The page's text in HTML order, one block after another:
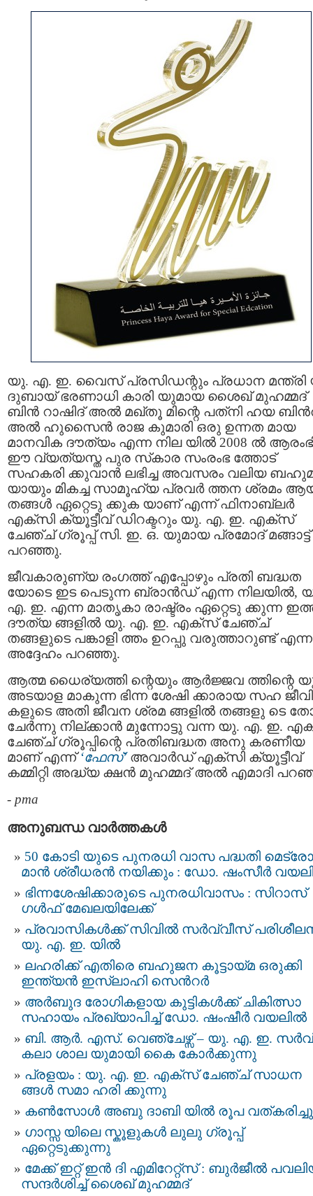
യു. എ. ഇ. വൈസ് പ്രസിഡന്റും പ്രധാന മന്ത്രി
ദുബായ് ഭരണാധി കാരി യുമായ ശൈഖ് മുഹമ്മദ്
ബിൻ റാഷിദ് അൽ മഖ്‌തൂ മിന്റെ പത്‌നി ഹയ
അൽ ഹുസൈൻ രാജ കുമാരി ഒരു ഉന്നത മായ
മാനവിക ദൗത്യം എന്ന നില യിൽ 2008 ൽ
ഈ വ്യത്യസ്ത പുര സ്‌കാര സംരംഭ ത്തോട്
സഹകരി ക്കുവാൻ ലഭിച്ച അവസരം വലിയ
യായും മികച്ച സാമൂഹ്യ പ്രവർ ത്തന ശ്രമം
തങ്ങൾ ഏറ്റെടു ക്കുക യാണ് എന്ന് ഫിനാബ്ലർ
എക്സി ക്യൂട്ടീവ് ഡിറക്ടറും യു. എ. ഇ. എക്സ്
ചേഞ്ച് ഗ്രൂപ്പ് സി. ഇ. ഒ. യുമായ പ്രമോദ് മങ്ങാട്ട്
പറഞ്ഞു.
ജീവകാരുണ്യ രംഗത്ത് എപ്പോഴും പ്രതി ബദ്ധത
യോടെ ഇട പെടുന്ന ബ്രാൻഡ് എന്ന നിലയിൽ,
എ. ഇ. എന്ന മാതൃകാ രാഷ്ട്രം ഏറ്റെടു ക്കുന്ന
ദൗത്യ ങ്ങളിൽ യു. എ. ഇ. എക്സ് ചേഞ്ച്
തങ്ങളുടെ പങ്കാളി ത്തം ഉറപ്പു വരുത്താറുണ്ട്
അദ്ദേഹം പറഞ്ഞു.
ആത്മ ധൈര്യത്തി ന്റെയും ആർജ്ജവ ത്തിന്റെ
അടയാള മാകുന്ന ഭിന്ന ശേഷി ക്കാരായ സഹ ജീവി
കളുടെ അതി ജീവന ശ്രമ ങ്ങളിൽ തങ്ങളു ടെ
ചേർന്നു നില്ക്കാൻ മുന്നോട്ടു വന്ന യു. എ. ഇ.
ചേഞ്ച് ഗ്രൂപ്പിന്റെ പ്രതിബദ്ധത അനു കരണീയ
മാണ് എന്ന്‘ഫേസ്’ അവാർഡ് എക്സി ക്യൂട്ടീവ്
കമ്മിറ്റി അദ്ധ്യ ക്ഷൻ മുഹമ്മദ് അൽ എമാദി
- pma
അനുബന്ധ വാര്‍ത്തകള്‍
50 കോടി യുടെ പുനരധി വാസ പദ്ധതി മെട്രോ
മാൻ ശ്രീധരൻ നയിക്കും : ഡോ. ഷംസീർ
ഭിന്നശേഷിക്കാരുടെ പുനരധിവാസം : സിറാസ്
ഗൾഫ് മേഖലയിലേക്ക്
പ്രവാസികൾക്ക് സിവിൽ സർവ്വീസ്
യു. എ. ഇ. യിൽ
ലഹരിക്ക് എതിരെ ബഹുജന കൂട്ടായ്മ ഒരുക്കി
ഇന്ത്യൻ ഇസ്ലാഹി സെന്‍റര്‍
അര്‍ബുദ രോഗികളായ കുട്ടികള്‍ക്ക് ചികിത്സാ
സഹായം പ്രഖ്യാപിച്ച് ഡോ. ഷംഷീര്‍ വയലില്‍
ബി. ആർ. എസ്. വെഞ്ചേഴ്സ് – യു. എ. ഇ.
കലാ ശാല യുമായി കൈ കോർക്കുന്നു
പ്രളയം : യു. എ. ഇ. എക്സ് ചേഞ്ച് സാധന
ങ്ങൾ സമാ ഹരി ക്കുന്നു
കൺസോൾ അബു ദാബി യിൽ രൂപ വത്കരിച്ചു
ഗാസ്സ യിലെ സ്കൂളുകള്‍ ലുലു ഗ്രൂപ്പ്
ഏറ്റെടുക്കുന്നു
മേക്ക് ഇറ്റ് ഇൻ ദി എമിറേറ്റ്‌സ് : ബുർജീൽ
സന്ദർശിച്ച് ശൈഖ് മുഹമ്മദ്